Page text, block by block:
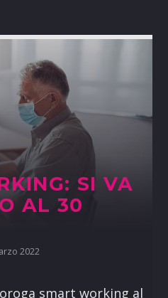
SI VA
AL 30
2022
smart working al